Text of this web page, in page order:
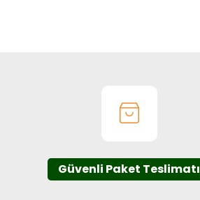
Güvenli Paket Teslimatı